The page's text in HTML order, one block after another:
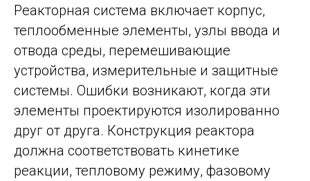
Реакторная система включает корпус,
теплообменные элементы, узлы ввода и
отвода среды, перемешивающие
устройства, измерительные и защитные
системы. Ошибки возникают, когда эти
элементы проектируются изолированно
друг от друга. Конструкция реактора
должна соответствовать кинетике
реакции, тепловому режиму, фазовому